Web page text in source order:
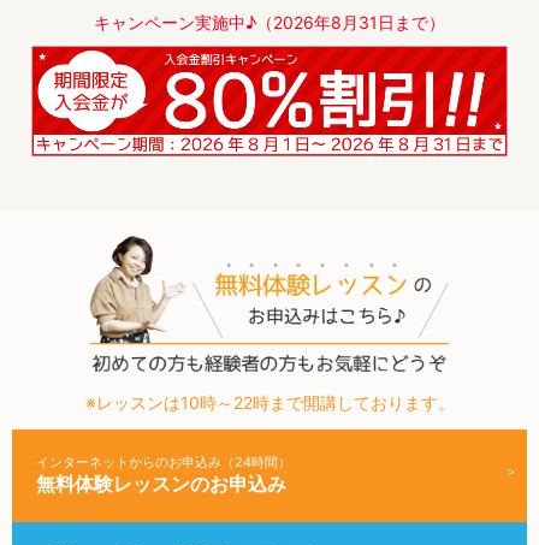
キャンペーン実施中♪（2026年8月31日まで）
※レッスンは10時～22時まで開講しております。
インターネットからのお申込み（24時間）
無料体験レッスンのお申込み